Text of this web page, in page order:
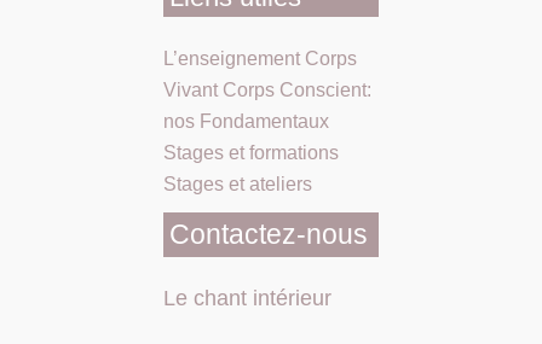
L’enseignement Corps
Vivant Corps Conscient:
nos Fondamentaux
Stages et formations
Stages et ateliers
Contactez-nous
Le chant intérieur